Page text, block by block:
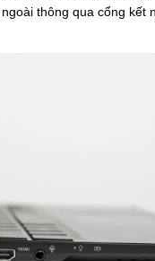
thông qua cổng kết